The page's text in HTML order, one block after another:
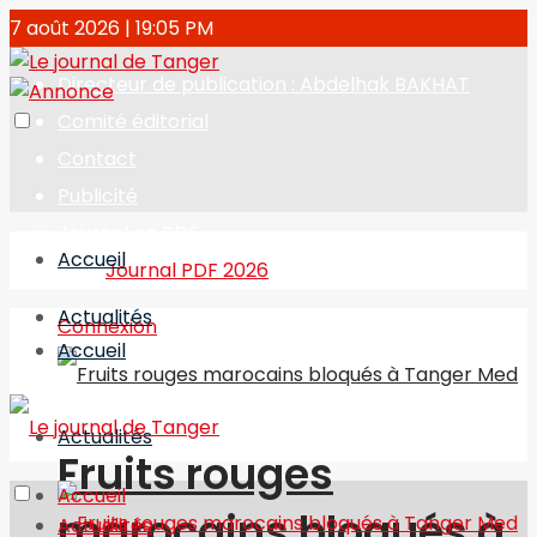
7 août 2026 | 19:05 PM
Directeur de publication : Abdelhak BAKHAT
Journal PDF 2026
Connexion
Accueil
Actualités
Fruits rouges
Accueil
Actualités
Accueil
Actualités